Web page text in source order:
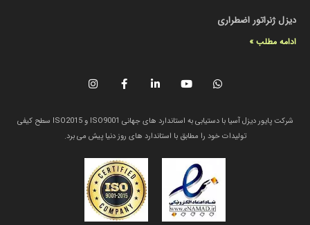
دیزل ژنراتور اضطراری
ادامه مطلب »
شرکت پایور دیزل آسیا با دستیابی به استاندارد های جهانی ISO9001 و ISO2015 سطح کیفی
تولیدات خود را مطابق با استاندارد های روز دنیا پیش می برد.